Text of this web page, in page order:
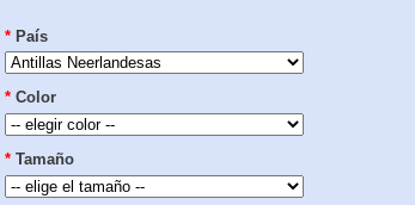
* País
* Color
* Tamaño